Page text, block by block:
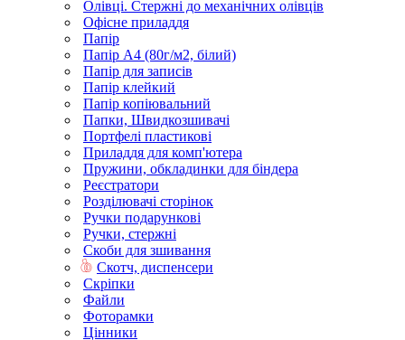
Олівці. Стержні до механічних олівців
Офісне приладдя
Папір
Папір А4 (80г/м2, білий)
Папір для записів
Папір клейкий
Папір копіювальний
Папки, Швидкозшивачі
Портфелі пластикові
Приладдя для комп'ютера
Пружини, обкладинки для біндера
Реєстратори
Розділювачі сторінок
Ручки подарункові
Ручки, стержні
Скоби для зшивання
Скотч, диспенсери
Скріпки
Файли
Фоторамки
Цінники